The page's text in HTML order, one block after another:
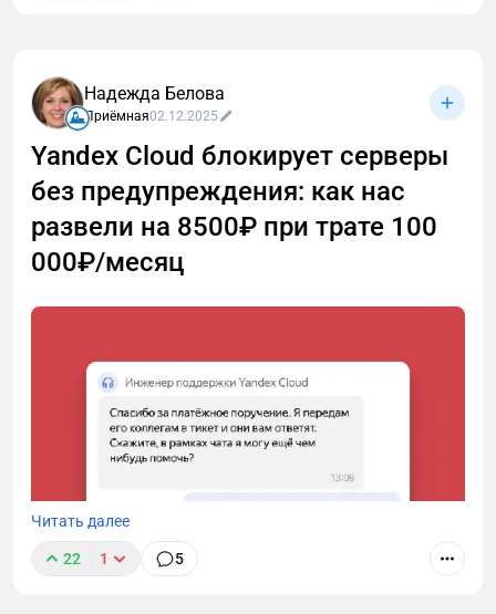
Мне в поддержку недавно написали, что я
обсчитался и вместо 2 часов расшифровал только
120 минут. Причем уже не первая такая претензия.
Я решил разобраться, откуда ноги растут 🦶
Надежда Белова
Приёмная02.12.2025
Yandex Cloud блокирует серверы
без предупреждения: как нас
развели на 8500₽ при трате 100
000₽/месяц
Читать далее
22 1 5